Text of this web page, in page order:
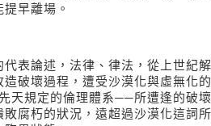
早離場。
論述，法律、律法，從上世紀解
破壞過程，遭受沙漠化與虛無化
天規定的倫理體系──所遭逢的破
腐朽的狀況，遠超過沙漠化這詞